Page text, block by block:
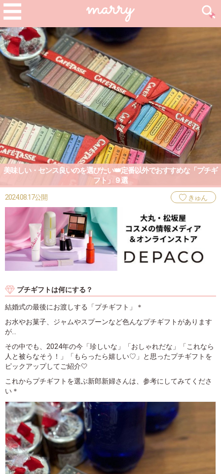
美味しい・センス良いのを選びたい👑定番以外でおすすめな「プチギ
フト」９選
2024.08.17公開 きゅん
プチギフトは何にする？
結婚式の最後にお渡しする「プチギフト」＊
お水やお菓子、ジャムやスプーンなど色んなプチギフトがあります
が…
その中でも、2024年の今「珍しいな」「おしゃれだな」「これなら
人と被らなそう！」「もらったら嬉しい♡」と思ったプチギフトを
ピックアップしてご紹介🤍
これからプチギフトを選ぶ新郎新婦さんは、参考にしてみてくださ
い＊